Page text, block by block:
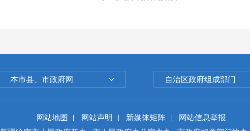
本市县、市政府网 自治区政府组成部门
网站地图 | 网站声明 | 新媒体矩阵 |
网站信息举报